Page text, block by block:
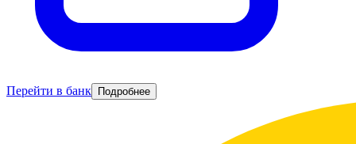
Перейти в банк Подробнее